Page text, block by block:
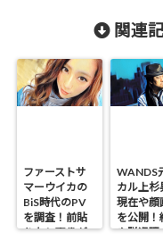
関連
ファーストサ
マーウイカの
BiS時代のPV
を調査！前貼
りなし画像が
WANDS
カル上杉
現在や顔
を公開！
や脱退理